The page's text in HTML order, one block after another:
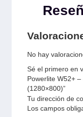
No hay
Sé el primero en
Powerlite W52+
(1280×800)”
Tu dirección de
Los campos